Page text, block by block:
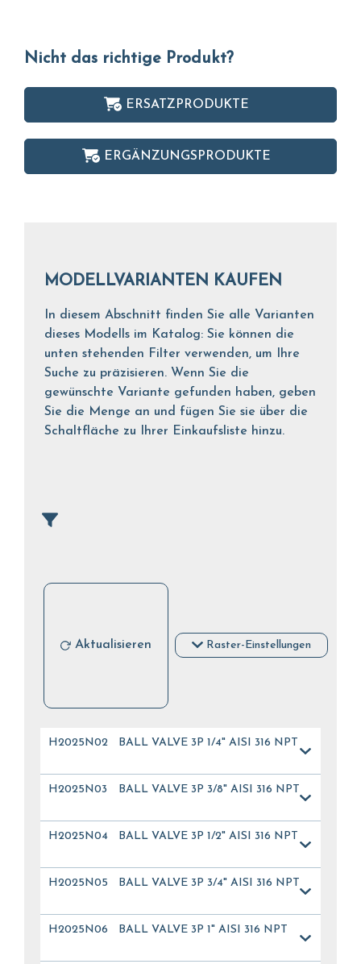
Nicht das richtige Produkt?
ERSATZPRODUKTE
ERGÄNZUNGSPRODUKTE
MODELLVARIANTEN KAUFEN
In diesem Abschnitt finden Sie alle Varianten
dieses Modells im Katalog: Sie können die
unten stehenden Filter verwenden, um Ihre
Suche zu präzisieren. Wenn Sie die
gewünschte Variante gefunden haben, geben
Sie die Menge an und fügen Sie sie über die
Schaltfläche zu Ihrer Einkaufsliste hinzu.
Aktualisieren Raster-Einstellungen
H2025N02 BALL VALVE 3P 1/4" AISI 316 NPT
H2025N03 BALL VALVE 3P 3/8" AISI 316 NPT
H2025N04 BALL VALVE 3P 1/2" AISI 316 NPT
H2025N05 BALL VALVE 3P 3/4" AISI 316 NPT
H2025N06 BALL VALVE 3P 1" AISI 316 NPT